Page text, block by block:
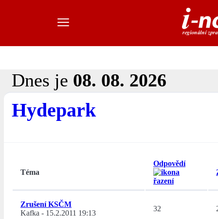
Dnes je 08. 08. 2026
Hydepark
Téma
Odpovědí
Zrušení KSČM
Kafka - 15.2.2011 19:13
32